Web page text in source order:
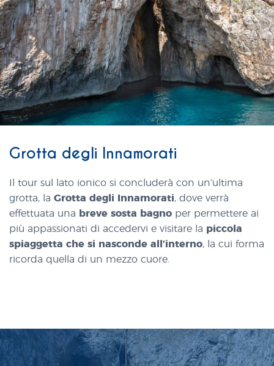
Grotta degli Innamorati
Il tour sul lato ionico si concluderà con un’ultima
grotta, la Grotta degli Innamorati, dove verrà
effettuata una
breve sosta bagno per permettere ai
più appassionati di accedervi e visitare la piccola
spiaggetta che si nasconde all’interno, la cui forma
ricorda quella di un mezzo cuore.